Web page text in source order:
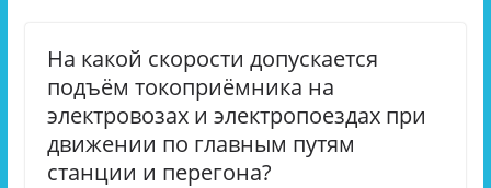
На какой скорости допускается
подъём токоприёмника на
электровозах и электропоездах при
движении по главным путям
станции и перегона?